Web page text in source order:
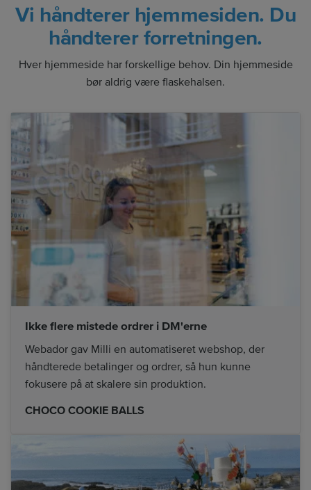
Vi håndterer hjemmesiden. Du
håndterer forretningen.
Hver hjemmeside har forskellige behov. Din hjemmeside
bør aldrig være flaskehalsen.
Ikke flere mistede ordrer i DM'erne
Webador gav Milli en automatiseret webshop, der
håndterede betalinger og ordrer, så hun kunne
fokusere på at skalere sin produktion.
CHOCO COOKIE BALLS